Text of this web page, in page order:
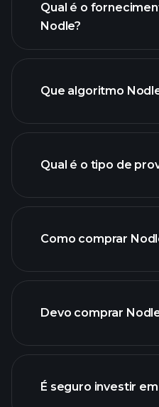
Qual é o
Nodle?
Que algoritmo
Qual é o tipo de
Como comprar
Devo comprar
É seguro investir